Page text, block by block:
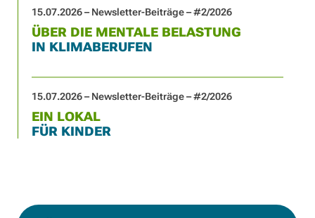
15.07.2026 – Newsletter-Beiträge – #2/2026
ÜBER DIE MENTALE BELASTUNG
IN KLIMABERUFEN
15.07.2026 – Newsletter-Beiträge – #2/2026
EIN LOKAL
FÜR KINDER